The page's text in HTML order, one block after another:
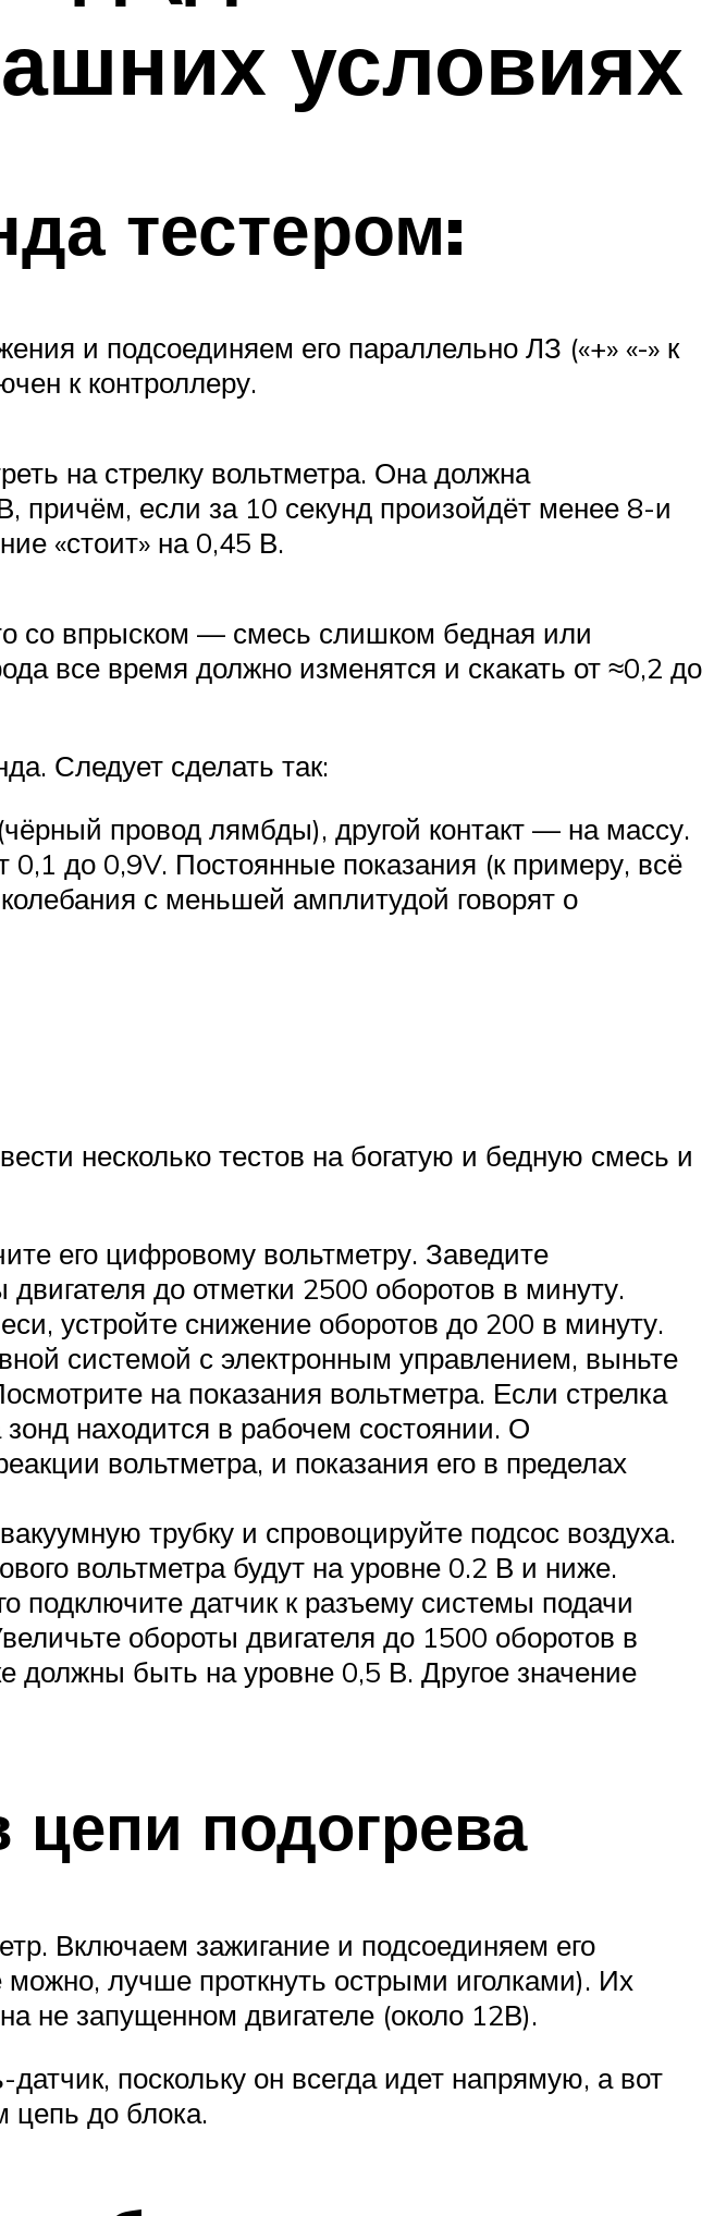
условиях
тестером:
и подсоединяем его параллельно ЛЗ («+» «-» к
к контроллеру.
на стрелку вольтметра. Она должна
причём, если за 10 секунд произойдёт менее 8-и
«стоит» на 0,45 В.
со впрыском — смесь слишком бедная или
все время должно изменятся и скакать от ≈0,2 до
Следует сделать так:
провод лямбды), другой контакт — на массу.
до 0,9V. Постоянные показания (к примеру, всё
с меньшей амплитудой говорят о
несколько тестов на богатую и бедную смесь и
его цифровому вольтметру. Заведите
до отметки 2500 оборотов в минуту.
устройте снижение оборотов до 200 в минуту.
системой с электронным управлением, выньте
на показания вольтметра. Если стрелка
находится в рабочем состоянии. О
вольтметра, и показания его в пределах
трубку и спровоцируйте подсос воздуха.
вольтметра будут на уровне 0.2 В и ниже.
подключите датчик к разъему системы подачи
обороты двигателя до 1500 оборотов в
должны быть на уровне 0,5 В. Другое значение
подогрева
Включаем зажигание и подсоединяем его
лучше проткнуть острыми иголками). Их
не запущенном двигателе (около 12В).
поскольку он всегда идет напрямую, а вот
цепь до блока.